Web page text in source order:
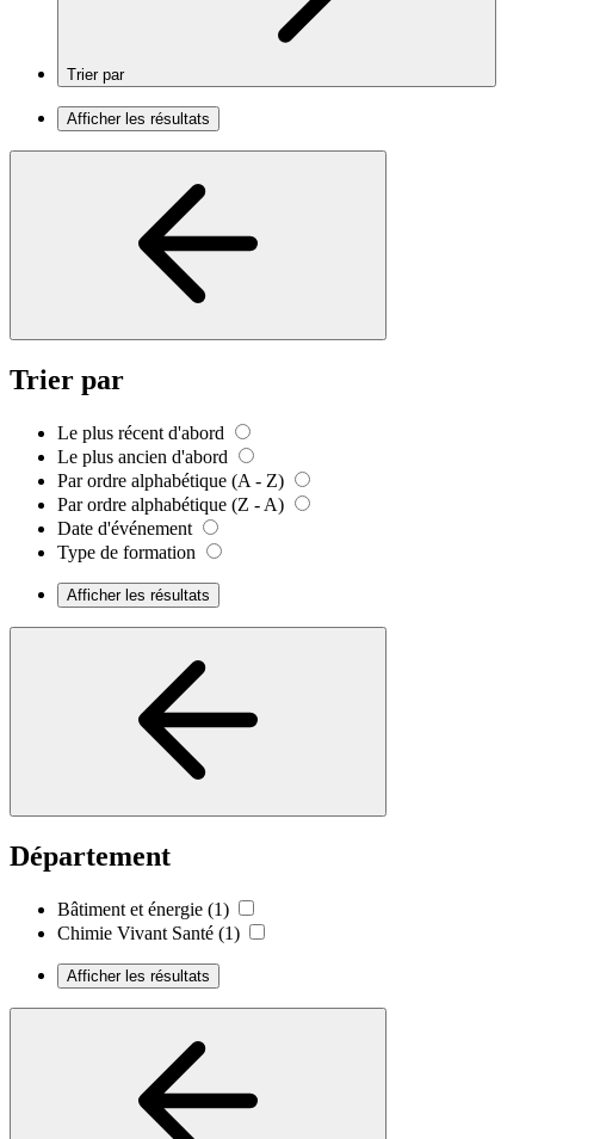
Trier par
Afficher les résultats
Trier par
Le plus récent d'abord
Le plus ancien d'abord
Par ordre alphabétique (A - Z)
Par ordre alphabétique (Z - A)
Date d'événement
Type de formation
Afficher les résultats
Département
Bâtiment et énergie (1)
Chimie Vivant Santé (1)
Afficher les résultats